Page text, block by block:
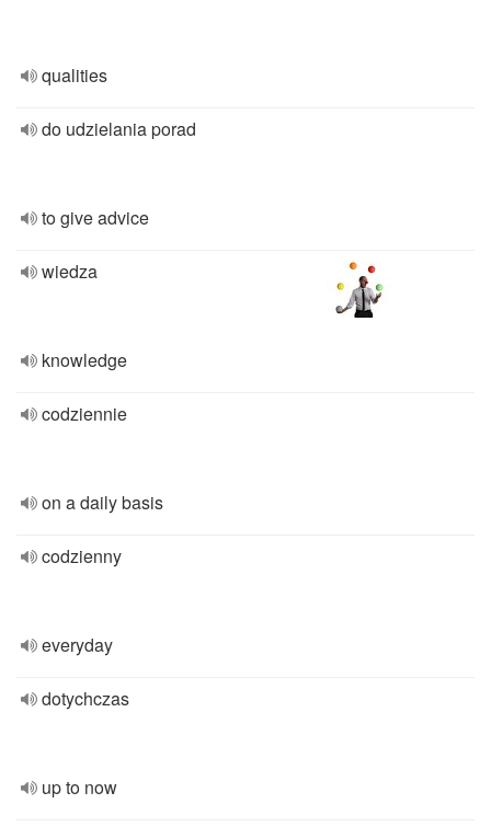
qualities
do udzielania porad
to give advice
wiedza
knowledge
codziennie
on a daily basis
codzienny
everyday
dotychczas
up to now